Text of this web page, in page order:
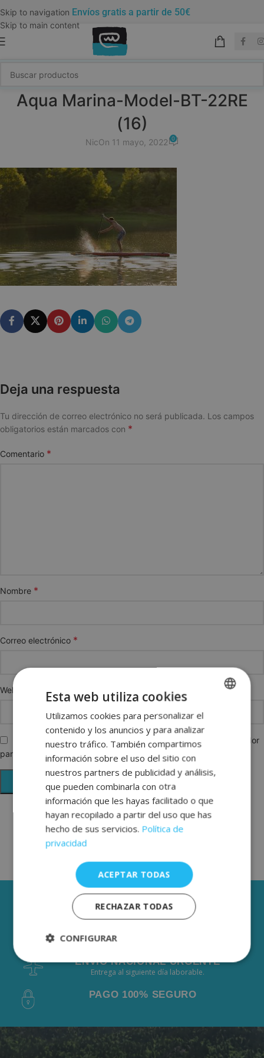
Skip to navigation
Skip to main content
Envíos gratis a partir de 50€
Aqua Marina-Model-BT-22RE
(16)
NicOn 11 mayo, 2022 0
Deja una respuesta
Tu dirección de correo electrónico no será publicada. Los campos
obligatorios están marcados con *
Comentario *
Nombre *
Correo electrónico *
Web
Guarda mi nombre, correo electrónico y web en este navegador
para la próxima vez que comente.
3 AÑOS DE GARANTÍA
De 2 a 3 días laborables.
ENVÍO NACIONAL URGENTE
Entrega al siguiente día laborable.
PAGO 100% SEGURO
SPANISH
ENGLISH
GERMAN
Esta web utiliza cookies
Utilizamos cookies para personalizar el
contenido y los anuncios y para analizar
nuestro tráfico. También compartimos
información sobre el uso del sitio con
nuestros partners de publicidad y análisis,
que pueden combinarla con otra
información que les hayas facilitado o que
hayan recopilado a partir del uso que has
hecho de sus servicios. Política de
privacidad
ACEPTAR TODAS
RECHAZAR TODAS
CONFIGURAR
Estrictamente
necesarias
Rendimiento